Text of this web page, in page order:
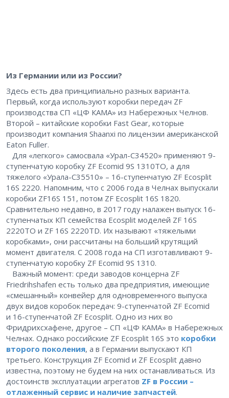
Из Германии или из России?
Здесь есть два принципиально разных варианта.
Первый, когда используют коробки передач ZF
производства СП «ЦФ КАМА» из Набережных Челнов.
Второй – ​китайские коробки Fast Gear, которые
производит компания Shaanxi по лицензии американской
Eaton Fuller.
Для «легкого» самосвала «Урал-С34520» применяют 9-
ступенчатую коробку ZF Ecomid 9S 1310TO, а для
тяжелого «Урала-С35510» – ​16-ступенчатую ZF Ecosplit
16S 2220. Напомним, что с 2006 года в Челнах выпускали
коробки ZF16S 151, потом ZF Ecosplit 16S 1820.
Сравнительно недавно, в 2017 году налажен выпуск 16-
ступенчатых КП семейства Ecosplit моделей ZF 16S
2220TO и ZF 16S 2220TD. Их называют «тяжелыми
коробками», они рассчитаны на больший крутящий
момент двигателя. С 2008 года на СП изготавливают 9-
ступенчатую коробку ZF Ecomid 9S 1310.
Важный момент: среди заводов концерна ZF
Friedrihshafen есть только два предприятия, имеющие
«смешанный» конвейер для одновременного выпуска
двух видов коробок передач: 9-ступенчатой ZF Ecomid
и 16-ступенчатой ZF Ecosplit. Одно из них во
Фридрихсхафене, другое – ​СП «ЦФ КАМА» в Набережных
Челнах. Однако российские ZF Ecosplit 16S это коробки
второго поколения, а в Германии выпускают КП
третьего. Конструкция ZF Ecomid и ZF Ecosplit давно
известна, поэтому не будем на них останавливаться. Из
достоинств эксплуатации агрегатов ZF в России – ​
отлаженный сервис и наличие запчастей.